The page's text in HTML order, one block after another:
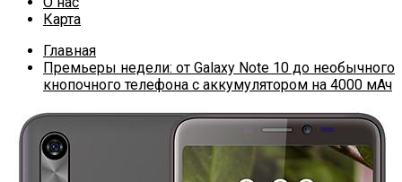
Карта
Главная
Премьеры недели: от Galaxy Note 10 до необычного
кнопочного телефона с аккумулятором на 4000 мАч